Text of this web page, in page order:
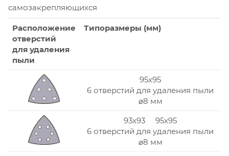
самозакрепляющихся
Расположение
отверстий
для удаления
пыли
Типоразмеры (мм)
95x95
6 отверстий для удаления пыли
⌀8 мм
93x93 95x95
6 отверстий для удаления пыли
⌀8 мм